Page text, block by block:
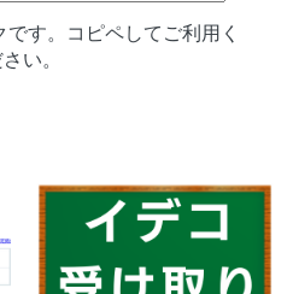
す。コピペしてご利用く
い。